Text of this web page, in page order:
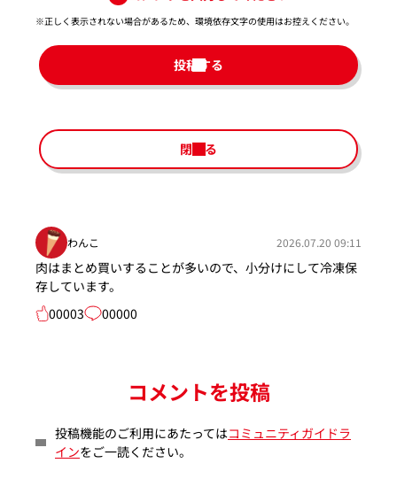
※正しく表示されない場合があるため、環境依存文字の使用はお控えください。​
投稿する
閉じる
わんこ 2026.07.20 09:11
肉はまとめ買いすることが多いので、小分けにして冷凍保
存しています。
00003
00000
コメントを投稿
投稿機能のご利用にあたってはコミュニティガイドラ
インをご一読ください。